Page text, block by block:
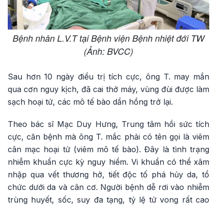
Bệnh nhân L.V.T tại Bệnh viện Bệnh nhiệt đới TW
(Ảnh: BVCC)
Sau hơn 10 ngày điều trị tích cực, ông T. may mắn
qua cơn nguy kịch, đã cai thở máy, vùng đùi được làm
sạch hoại tử, các mô tế bào dần hồng trở lại.
Theo bác sĩ Mạc Duy Hưng, Trung tâm hồi sức tích
cực, căn bệnh mà ông T. mắc phải có tên gọi là viêm
cân mạc hoại tử (viêm mô tế bào). Đây là tình trạng
nhiễm khuẩn cực kỳ nguy hiểm. Vi khuẩn có thể xâm
nhập qua vết thương hở, tiết độc tố phá hủy da, tổ
chức dưới da và cân cơ. Người bệnh dễ rơi vào nhiễm
trùng huyết, sốc, suy đa tạng, tỷ lệ tử vong rất cao